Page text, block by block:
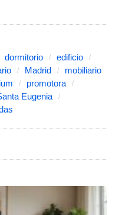
dormitorio
edificio
Madrid
mobiliario
promotora
Eugenia